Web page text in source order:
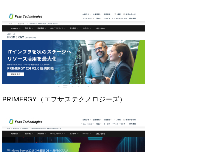
PRIMERGY（エフサステクノロジーズ）